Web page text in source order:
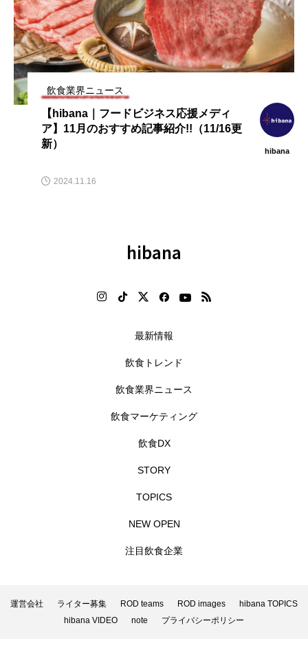
最新情報
クラウド型モバイルPOSレジ「POS+
（ポスタス）」飲食店売上動向レポート2
025年6月
hibana
2025.06.18
hibana
最新情報
飲食トレンド
飲食業界ニュース
飲食マーケティング
飲食DX
STORY
TOPICS
NEW OPEN
注目飲食企業
運営会社 ライター募集 ROD teams ROD images
hibana TOPICS
hibana VIDEO
note プライバシーポリシー